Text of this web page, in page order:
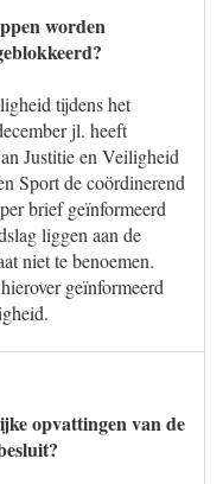
worden
tijdens het
jl. heeft
Justitie en Veiligheid
Sport de coördinerend
brief geïnformeerd
liggen aan de
niet te benoemen.
geïnformeerd
opvattingen van de